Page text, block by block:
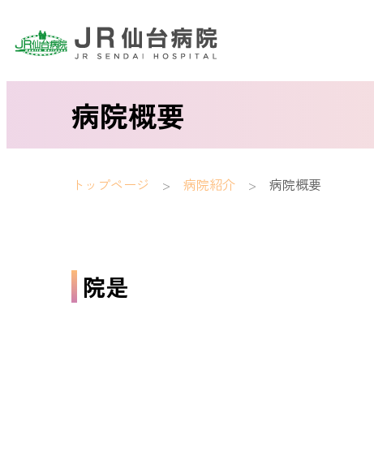
病院概要
トップページ 病院紹介 病院概要
院是